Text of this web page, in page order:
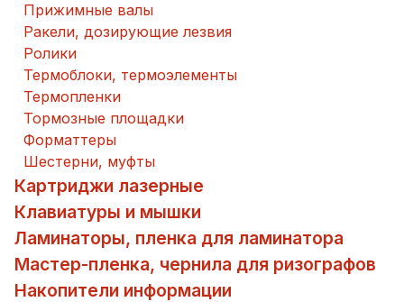
Прижимные валы
Ракели, дозирующие лезвия
Ролики
Термоблоки, термоэлементы
Термопленки
Тормозные площадки
Форматтеры
Шестерни, муфты
Картриджи лазерные
Клавиатуры и мышки
Ламинаторы, пленка для ламинатора
Мастер-пленка, чернила для ризографов
Накопители информации